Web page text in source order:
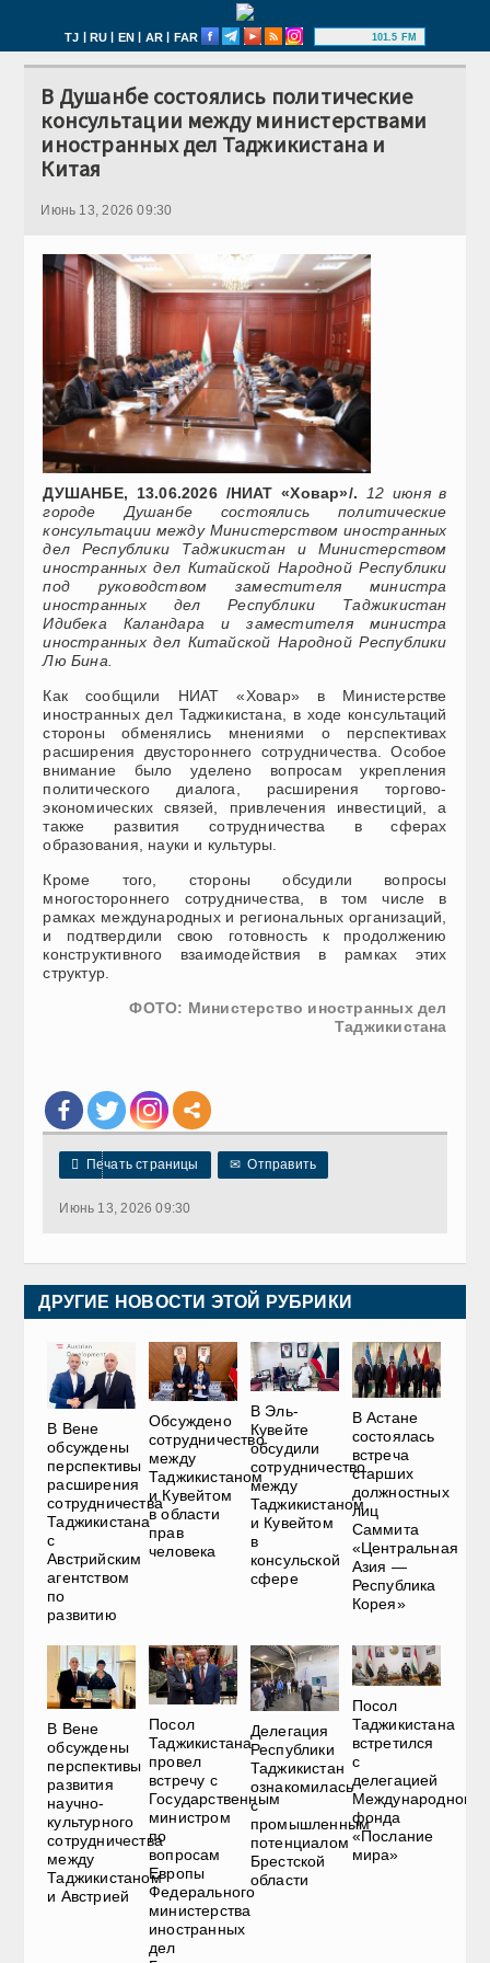
TJ | RU | EN | AR | FAR 101.5 FM
В Душанбе состоялись политические
консультации между министерствами
иностранных дел Таджикистана и
Китая
Июнь 13, 2026 09:30
ДУШАНБЕ, 13.06.2026 /НИАТ «Ховар»/.
12 июня в
городе Душанбе состоялись политические
консультации между Министерством иностранных
дел Республики Таджикистан и Министерством
иностранных дел Китайской Народной Республики
под руководством заместителя министра
иностранных дел Республики Таджикистан
Идибека Каландара и заместителя министра
иностранных дел Китайской Народной Республики
Лю Бина.
Как сообщили НИАТ «Ховар» в Министерстве
иностранных дел Таджикистана, в ходе консультаций
стороны обменялись мнениями о перспективах
расширения двустороннего сотрудничества. Особое
внимание было уделено вопросам укрепления
политического диалога, расширения торгово-
экономических связей, привлечения инвестиций, а
также развития сотрудничества в сферах
образования, науки и культуры.
Кроме того, стороны обсудили вопросы
многостороннего сотрудничества, в том числе в
рамках международных и региональных организаций,
и подтвердили свою готовность к продолжению
конструктивного взаимодействия в рамках этих
структур.
ФОТО: Министерство иностранных дел
Таджикистана
 Печать страницы ✉ Отправить
Июнь 13, 2026 09:30
ДРУГИЕ НОВОСТИ ЭТОЙ РУБРИКИ
В Вене
обсуждены
перспективы
расширения
сотрудничества
Таджикистана
с
Австрийским
агентством
по
развитию
Обсуждено
сотрудничество
между
Таджикистаном
и Кувейтом
в области
прав
человека
В Эль-
Кувейте
обсудили
сотрудничество
между
Таджикистаном
и Кувейтом
в
консульской
сфере
В Астане
состоялась
встреча
старших
должностных
лиц
Саммита
«Центральная
Азия —
Республика
Корея»
В Вене
обсуждены
перспективы
развития
научно-
культурного
сотрудничества
между
Таджикистаном
и Австрией
Посол
Таджикистана
провел
встречу с
Государственным
министром
по
вопросам
Европы
Федерального
министерства
иностранных
дел
Делегация
Республики
Таджикистан
ознакомилась
с
промышленным
потенциалом
Брестской
области
Посол
Таджикистана
встретился
с
делегацией
Международного
фонда
«Послание
мира»